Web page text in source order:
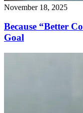
November 18, 2025
Because “Better
Goal